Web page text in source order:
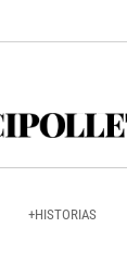
+HISTORIAS